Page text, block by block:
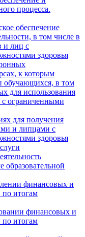
процесса.
обеспечение
в том числе в
и лиц с
здоровья
к которым
обучающихся, в том
для использования
ограниченными
для получения
и липцами с
здоровья
финансовых и
по итогам
финансовых и
по итогам